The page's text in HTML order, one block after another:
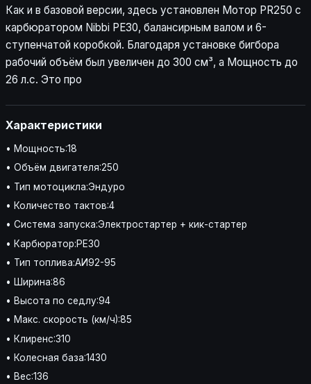
Как и в базовой версии, здесь установлен Мотор PR250 с
карбюратором Nibbi PE30, балансирным валом и 6-
ступенчатой коробкой. Благодаря установке бигбора
рабочий объём был увеличен до 300 см³, а Мощность до
26 л.с. Это про
Характеристики
• Мощность:18
• Объём двигателя:250
• Тип мотоцикла:Эндуро
• Количество тактов:4
• Система запуска:Электростартер + кик-стартер
• Карбюратор:PE30
• Тип топлива:АИ92-95
• Ширина:86
• Высота по седлу:94
• Макс. скорость (км/ч):85
• Клиренс:310
• Колесная база:1430
• Вес:136